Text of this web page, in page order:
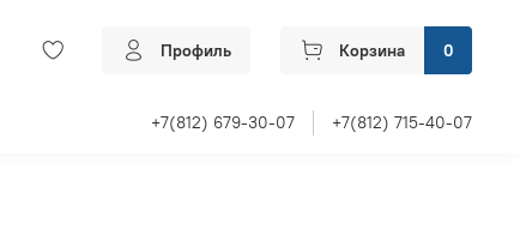
Профиль Корзина 0
+7(812) 679-30-07 +7(812) 715-40-07